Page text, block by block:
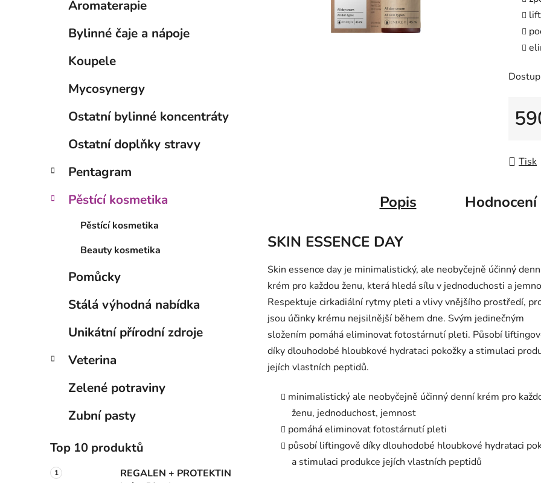
Aromaterapie
Bylinné čaje a nápoje
Koupele
Mycosynergy
Ostatní bylinné koncentráty
Ostatní doplňky stravy
Pentagram
Pěstící kosmetika
Pěstící kosmetika
Beauty kosmetika
Pomůcky
Stálá výhodná nabídka
Unikátní přírodní zdroje
Veterina
Zelené potraviny
Zubní pasty
Top 10 produktů
REGALEN + PROTEKTIN
Tisk
Popis Hodnocení
SKIN ESSENCE DAY
Skin essence day je minimalistický, ale neobyčejně účinný
krém pro každou ženu, která hledá sílu v jednoduchosti a
Respektuje cirkadiální rytmy pleti a vlivy vnějšího prostředí,
jsou účinky krému nejsilnější během dne. Svým jedinečným
složením pomáhá eliminovat fotostárnutí pleti. Působí
díky dlouhodobé hloubkové hydrataci pokožky a stimulaci
jejích vlastních peptidů.
minimalistický ale neobyčejně účinný denní krém pro
ženu, jednoduchost, jemnost
pomáhá eliminovat fotostárnutí pleti
působí liftingově díky dlouhodobé hloubkové hydrataci
a stimulaci produkce jejích vlastních peptidů